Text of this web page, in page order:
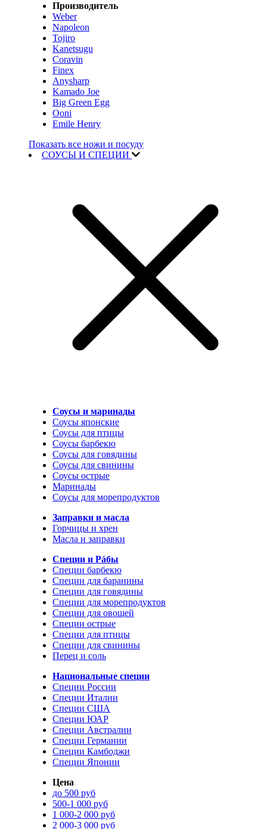
Производитель
Weber
Napoleon
Tojiro
Kanetsugu
Coravin
Finex
Anysharp
Kamado Joe
Big Green Egg
Ooni
Emile Henry
Показать все ножи и посуду
СОУСЫ И СПЕЦИИ
Соусы и маринады
Соусы японские
Соусы для птицы
Соусы барбекю
Соусы для говядины
Соусы для свинины
Соусы острые
Маринады
Соусы для морепродуктов
Заправки и масла
Горчицы и хрен
Масла и заправки
Специи и Рáбы
Специи барбекю
Специи для баранины
Специи для говядины
Специи для морепродуктов
Специи для овощей
Специи острые
Специи для птицы
Специи для свинины
Перец и соль
Национальные специи
Специи России
Специи Италии
Специи США
Специи ЮАР
Специи Австралии
Специи Германии
Специи Камбоджи
Специи Японии
Цена
до 500 руб
500-1 000 руб
1 000-2 000 руб
2 000-3 000 руб